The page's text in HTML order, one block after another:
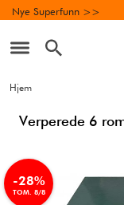
Nye Superfunn >>
Hjem
Verperede 6
-28%
TOM. 8/8